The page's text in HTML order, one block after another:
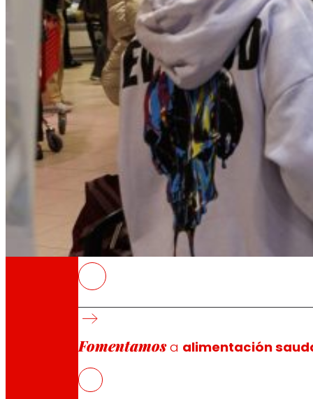
Fundación
A través da nosa Fundación impulsamos
Compromisos
Compromisos
Fomentamosa alimentación
O tempo dispoñible inflúe na calidade da
frescos e maior presencia de produtos de
Os fogares en España non cumpren as
A maior idade, a dieta é máis equilibrada